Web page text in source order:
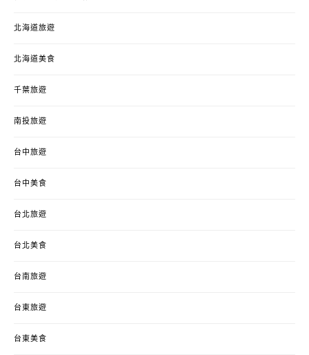
北海道旅遊
北海道美食
千葉旅遊
南投旅遊
台中旅遊
台中美食
台北旅遊
台北美食
台南旅遊
台東旅遊
台東美食